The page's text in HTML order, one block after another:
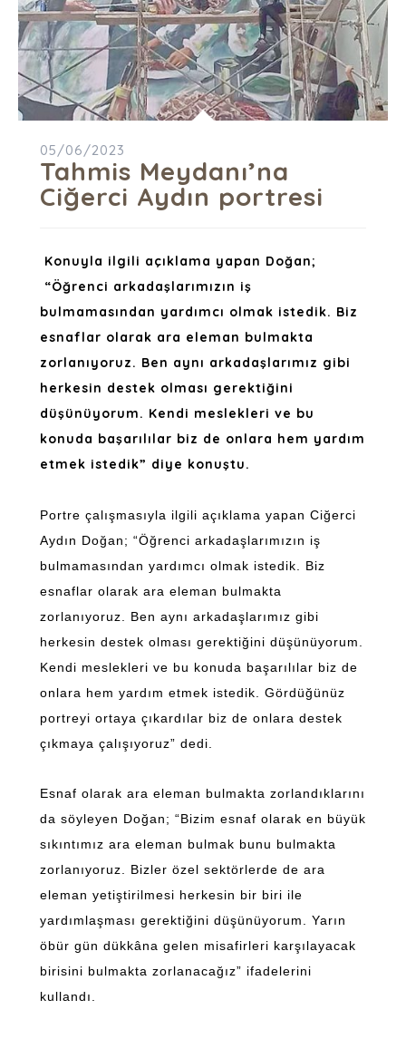
05/06/2023
Tahmis Meydanı’na
Ciğerci Aydın portresi
Konuyla ilgili açıklama yapan Doğan;
“Öğrenci arkadaşlarımızın iş
bulmamasından yardımcı olmak istedik. Biz
esnaflar olarak ara eleman bulmakta
zorlanıyoruz. Ben aynı arkadaşlarımız gibi
herkesin destek olması gerektiğini
düşünüyorum. Kendi meslekleri ve bu
konuda başarılılar biz de onlara hem yardım
etmek istedik” diye konuştu.
Portre çalışmasıyla ilgili açıklama yapan Ciğerci
Aydın Doğan; “Öğrenci arkadaşlarımızın iş
bulmamasından yardımcı olmak istedik. Biz
esnaflar olarak ara eleman bulmakta
zorlanıyoruz. Ben aynı arkadaşlarımız gibi
herkesin destek olması gerektiğini düşünüyorum.
Kendi meslekleri ve bu konuda başarılılar biz de
onlara hem yardım etmek istedik. Gördüğünüz
portreyi ortaya çıkardılar biz de onlara destek
çıkmaya çalışıyoruz” dedi.
Esnaf olarak ara eleman bulmakta zorlandıklarını
da söyleyen Doğan; “Bizim esnaf olarak en büyük
sıkıntımız ara eleman bulmak bunu bulmakta
zorlanıyoruz. Bizler özel sektörlerde de ara
eleman yetiştirilmesi herkesin bir biri ile
yardımlaşması gerektiğini düşünüyorum. Yarın
öbür gün dükkâna gelen misafirleri karşılayacak
birisini bulmakta zorlanacağız” ifadelerini
kullandı.